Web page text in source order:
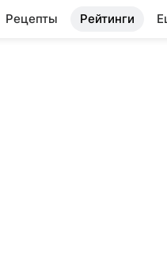
Рецепты Рейтинги